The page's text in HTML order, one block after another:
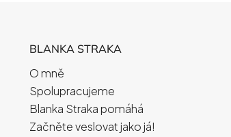
BLANKA STRAKA
O mně
Spolupracujeme
Blanka Straka pomáhá
Začněte veslovat jako já!